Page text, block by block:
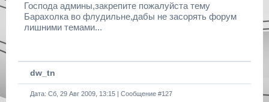
Господа админы,закрепите пожалуйста тему
Барахолка во флудильне,дабы не засорять форум
лишними темами...
dw_tn
Дата: Сб, 29 Авг 2009, 13:15 | Сообщение #127